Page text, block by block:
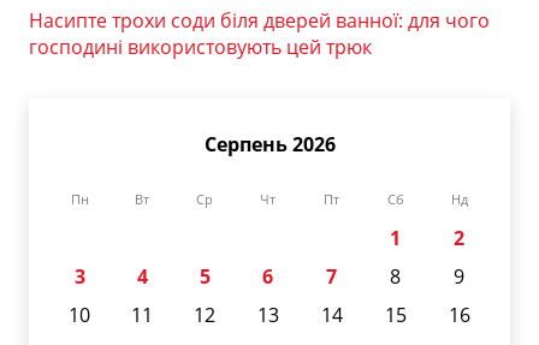
Насипте трохи соди біля дверей ванної: для чого
господині використовують цей трюк
Серпень 2026
Пн Вт Ср Чт Пт Сб Нд
1
2
3
4 5 6 7 8
9
10
11 12 13 14 15
16